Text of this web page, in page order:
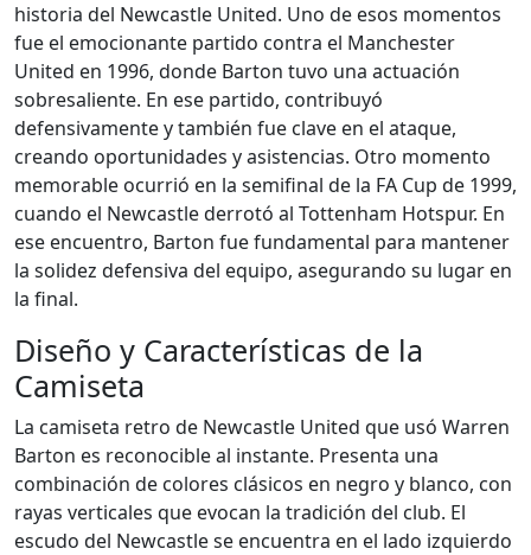
historia del Newcastle United. Uno de esos momentos
fue el emocionante partido contra el Manchester
United en 1996, donde Barton tuvo una actuación
sobresaliente. En ese partido, contribuyó
defensivamente y también fue clave en el ataque,
creando oportunidades y asistencias. Otro momento
memorable ocurrió en la semifinal de la FA Cup de 1999,
cuando el Newcastle derrotó al Tottenham Hotspur. En
ese encuentro, Barton fue fundamental para mantener
la solidez defensiva del equipo, asegurando su lugar en
la final.
Diseño y Características de la
Camiseta
La camiseta retro de Newcastle United que usó Warren
Barton es reconocible al instante. Presenta una
combinación de colores clásicos en negro y blanco, con
rayas verticales que evocan la tradición del club. El
escudo del Newcastle se encuentra en el lado izquierdo